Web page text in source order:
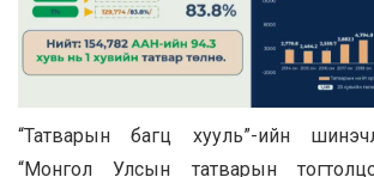
“Татварын багц хууль”-ийн
“Монгол Улсын татварын